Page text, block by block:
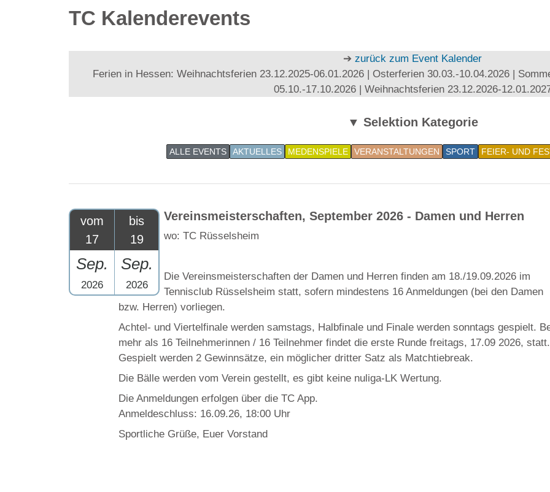
TC Kalenderevents
➔ zurück zum Event Kalender
Ferien in Hessen: Weihnachtsferien 23.12.2025-06.01.2026 | Osterferien 30.03.-10.04.2026 |
05.10.-17.10.2026 | Weihnachtsferien 23.12.2026-
▼ Selektion Kategorie
ALLE EVENTS AKTUELLES MEDENSPIELE VERANSTALTUNGEN SPORT FEIER- UND
vom
17
Sep.
2026
bis
19
Sep.
2026
Vereinsmeisterschaften, September 2026 - Damen und Herren
wo: TC Rüsselsheim
Die Vereinsmeisterschaften der Damen und Herren finden am 18./19.09.2026 im
Tennisclub Rüsselsheim statt, sofern mindestens 16 Anmeldungen (bei den Damen
bzw. Herren) vorliegen.
Achtel- und Viertelfinale werden samstags, Halbfinale und Finale werden sonntags gespielt.
mehr als 16 Teilnehmerinnen / 16 Teilnehmer findet die erste Runde freitags, 17.09 2026, statt.
Gespielt werden 2 Gewinnsätze, ein möglicher dritter Satz als Matchtiebreak.
Die Bälle werden vom Verein gestellt, es gibt keine nuliga-LK Wertung.
Die Anmeldungen erfolgen über die TC App.
Anmeldeschluss: 16.09.26, 18:00 Uhr
Sportliche Grüße, Euer Vorstand